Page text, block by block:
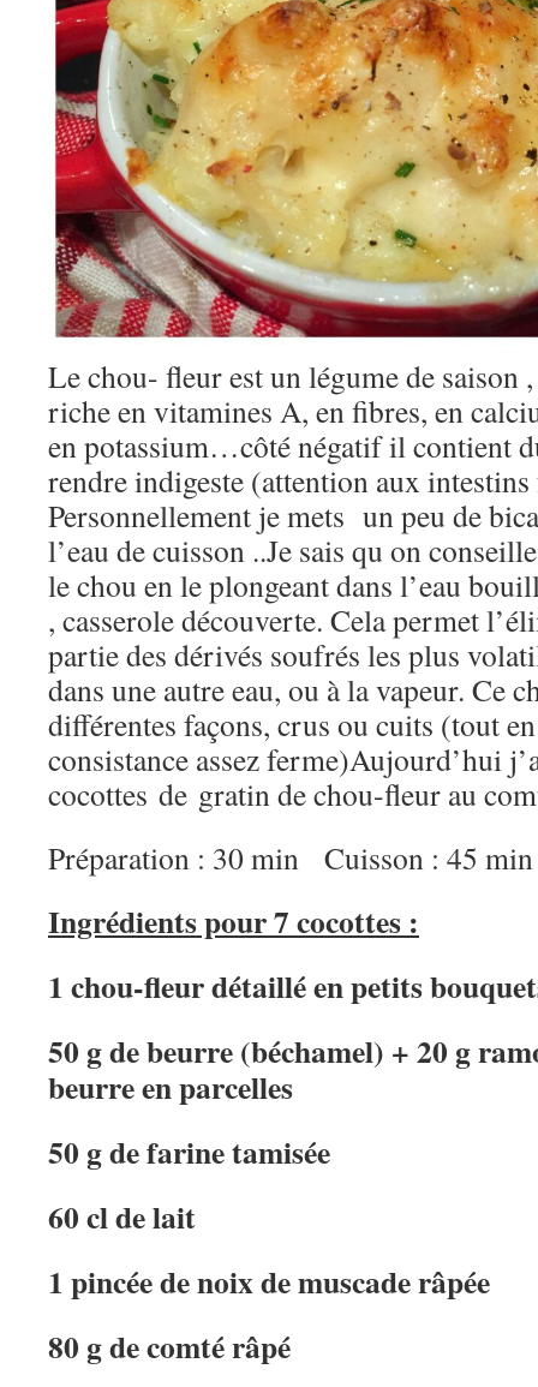
Le chou- fleur est un légume de saison
riche en vitamines A, en fibres, en
en potassium…côté négatif il contient
rendre indigeste (attention aux
Personnellement je mets un peu de
l’eau de cuisson ..Je sais qu on
le chou en le plongeant dans l’eau
, casserole découverte. Cela permet
partie des dérivés soufrés les plus
dans une autre eau, ou à la vapeur. Ce
différentes façons, crus ou cuits (tout
consistance assez ferme)Aujourd’hui
cocottes de gratin de chou-fleur au
Préparation : 30 min Cuisson : 45 min
Ingrédients pour 7 cocottes :
1 chou-fleur détaillé en petits
50 g de beurre (béchamel) + 20 g
beurre en parcelles
50 g de farine tamisée
60 cl de lait
1 pincée de noix de muscade râpée
80 g de comté râpé